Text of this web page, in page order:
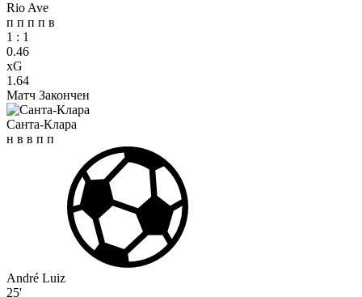
Rio Ave
п п п п в
1 : 1
0.46
xG
1.64
Матч Закончен
Санта-Клара
н в в п п
André Luiz
25'